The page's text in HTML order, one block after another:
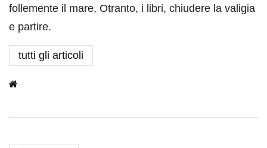
follemente il mare, Otranto, i libri, chiudere la valigia
e partire.
tutti gli articoli